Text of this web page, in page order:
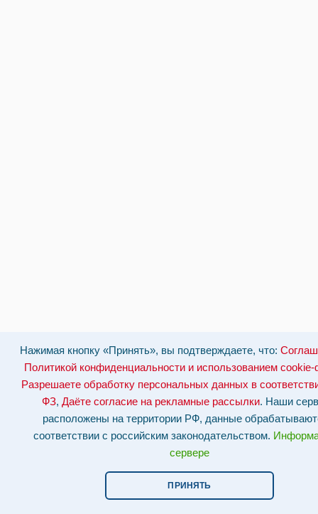
Нажимая кнопку «Принять», вы подтверждаете, что:
Политикой конфиденциальности и использованием
Разрешаете обработку персональных данных в
ФЗ, Даёте согласие на рекламные рассылки. Наши
расположены на территории РФ, данные
соответствии с российским законодательством.
сервере
ПРИНЯТЬ